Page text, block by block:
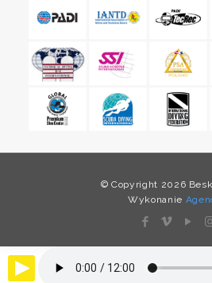
© Copyright 2026
Wykonanie